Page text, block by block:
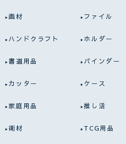
画材 ファイル
ハンドクラフト ホルダー
書道用品 バインダー
カッター ケース
家庭用品 推し活
衛材 TCG用品